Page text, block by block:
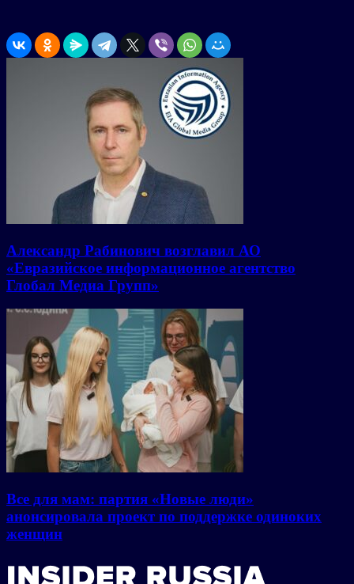
Александр Рабинович возглавил АО
«Евразийское информационное агентство
Глобал Медиа Групп»
Все для мам: партия «Новые люди»
анонсировала проект по поддержке одиноких
женщин